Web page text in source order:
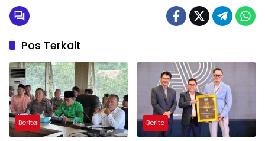
Pos Terkait
Berita Berita